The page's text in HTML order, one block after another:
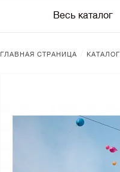
Весь каталог
ГЛАВНАЯ СТРАНИЦА КАТАЛОГ